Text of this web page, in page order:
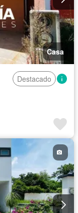
Casa
Destacado